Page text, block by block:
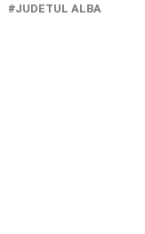
JUDETUL ALBA